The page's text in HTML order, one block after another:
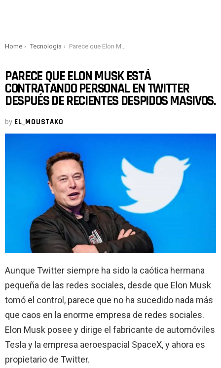
You are here:
Home Tecnología Parece que Elon Musk está contratando personal en Twitter después de recientes despidos masivos.
PARECE QUE ELON MUSK ESTÁ
CONTRATANDO PERSONAL EN TWITTER
DESPUÉS DE RECIENTES DESPIDOS MASIVOS.
by EL_MOUSTAKO
Aunque Twitter siempre ha sido la caótica hermana
pequeña de las redes sociales, desde que Elon Musk
tomó el control, parece que no ha sucedido nada más
que caos en la enorme empresa de redes sociales.
Elon Musk posee y dirige el fabricante de automóviles
Tesla y la empresa aeroespacial SpaceX, y ahora es
propietario de Twitter.